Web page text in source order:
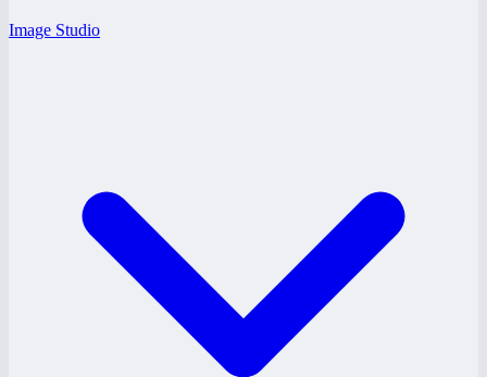
Image Studio